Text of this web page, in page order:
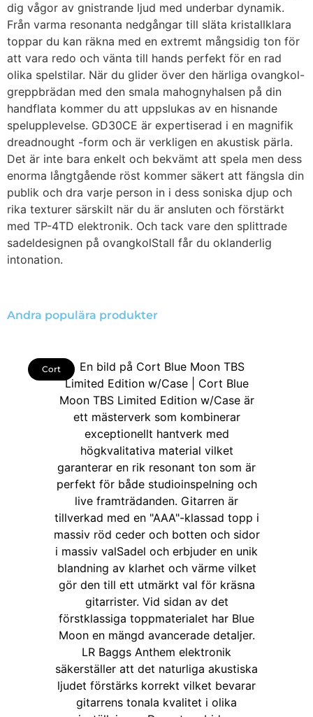
dig vågor av gnistrande ljud med underbar dynamik.
Från varma resonanta nedgångar till släta kristallklara
toppar du kan räkna med en extremt mångsidig ton för
att vara redo och vänta till hands perfekt för en rad
olika spelstilar. När du glider över den härliga ovangkol-
greppbrädan med den smala mahognyhalsen på din
handflata kommer du att uppslukas av en hisnande
spelupplevelse. GD30CE är expertiserad i en magnifik
dreadnought -form och är verkligen en akustisk pärla.
Det är inte bara enkelt och bekvämt att spela men dess
enorma långtgående röst kommer säkert att fängsla din
publik och dra varje person in i dess soniska djup och
rika texturer särskilt när du är ansluten och förstärkt
med TP-4TD elektronik. Och tack vare den splittrade
sadeldesignen på ovangkolStall får du oklanderlig
intonation.
Andra populära produkter
Cort